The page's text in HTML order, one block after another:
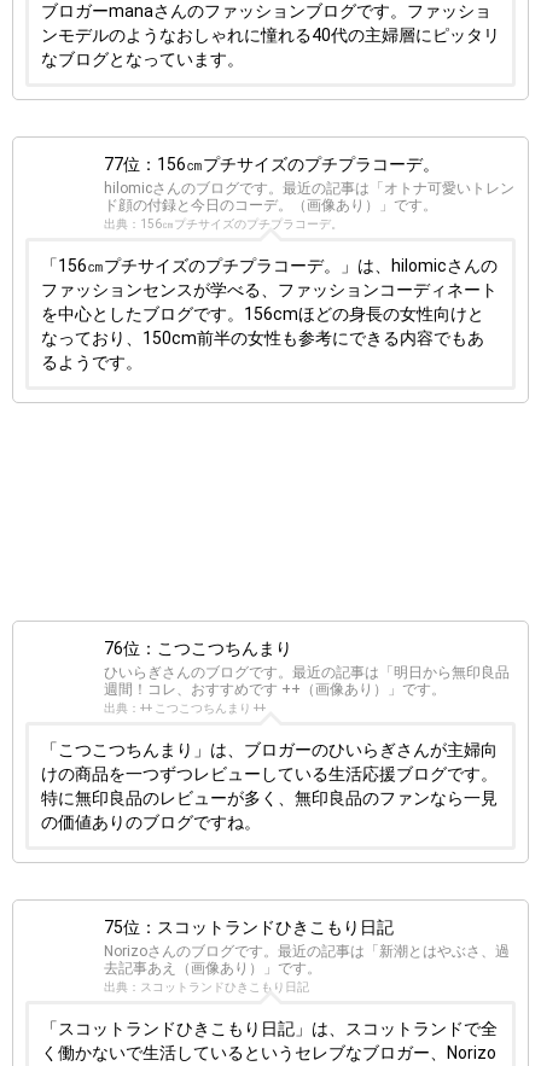
ブロガーmanaさんのファッションブログです。ファッショ
ンモデルのようなおしゃれに憧れる40代の主婦層にピッタリ
なブログとなっています。
77位：156㎝プチサイズのプチプラコーデ。
hilomicさんのブログです。最近の記事は「オトナ可愛いトレン
ド顔の付録と今日のコーデ。（画像あり）」です。
出典：156㎝プチサイズのプチプラコーデ。
「156㎝プチサイズのプチプラコーデ。」は、hilomicさんの
ファッションセンスが学べる、ファッションコーディネート
を中心としたブログです。156cmほどの身長の女性向けと
なっており、150cm前半の女性も参考にできる内容でもあ
るようです。
76位：こつこつちんまり
ひいらぎさんのブログです。最近の記事は「明日から無印良品
週間！コレ、おすすめです ++（画像あり）」です。
出典：++ こつこつちんまり ++
「こつこつちんまり」は、ブロガーのひいらぎさんが主婦向
けの商品を一つずつレビューしている生活応援ブログです。
特に無印良品のレビューが多く、無印良品のファンなら一見
の価値ありのブログですね。
75位：スコットランドひきこもり日記
Norizoさんのブログです。最近の記事は「新潮とはやぶさ、過
去記事あえ（画像あり）」です。
出典：スコットランドひきこもり日記
「スコットランドひきこもり日記」は、スコットランドで全
く働かないで生活しているというセレブなブロガー、Norizo